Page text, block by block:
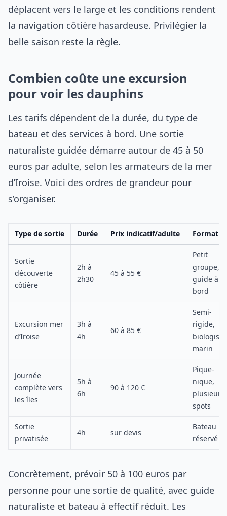
déplacent vers le large et les conditions rendent
la navigation côtière hasardeuse. Privilégier la
belle saison reste la règle.
Combien coûte une excursion
pour voir les dauphins
Les tarifs dépendent de la durée, du type de
bateau et des services à bord. Une sortie
naturaliste guidée démarre autour de 45 à 50
euros par adulte, selon les armateurs de la mer
d’Iroise. Voici des ordres de grandeur pour
s’organiser.
Type de sortie Durée Prix indicatif/adulte Format
Sortie
découverte
côtière
2h à
2h30
45 à 55 €
Petit
groupe,
guide à
bord
Excursion mer
d’Iroise
3h à
4h
60 à 85 €
Semi-
rigide,
biologiste
marin
Journée
complète vers
les îles
5h à
6h
90 à 120 €
Pique-
nique,
plusieurs
spots
Sortie
privatisée
4h sur devis
Bateau
réservé
Concrètement, prévoir 50 à 100 euros par
personne pour une sortie de qualité, avec guide
naturaliste et bateau à effectif réduit. Les